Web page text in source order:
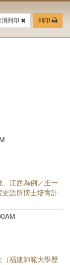
消列印 列印
、江西為例／王一
史語所博士培育計
福建師範大學歷